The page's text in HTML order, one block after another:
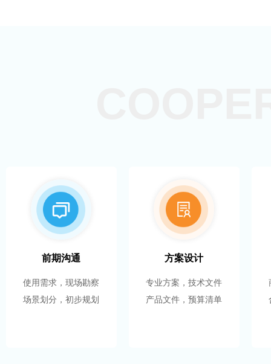
前期沟通
使用需求，现场勘察
场景划分，初步规划
方案设计
专业方案，技术文件
产品文件，预算清单